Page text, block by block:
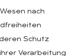
nach
Schutz
Verarbeitung